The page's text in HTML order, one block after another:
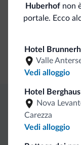
Banco escursioni
Check in self
Huberhof non
portale. Ecco
Hotel
Valle
Vedi alloggio
Hotel
Nova
Carezza
Vedi alloggio
Vantaggi